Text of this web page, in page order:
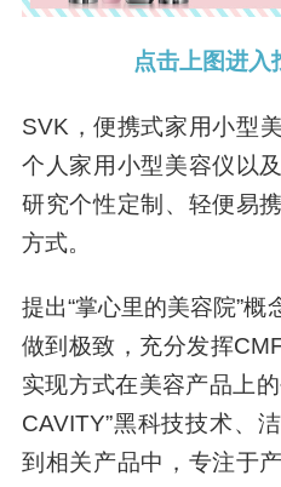
点击上图进入
SVK，便携式家用小型
个人家用小型美容仪以
研究个性定制、轻便易
方式。
提出“掌心里的美容院”
做到极致，充分发挥
实现方式在美容产品上
CAVITY”黑科技技术、
到相关产品中，专注于